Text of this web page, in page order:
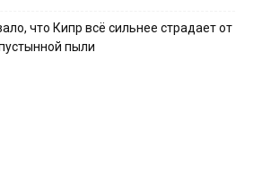
что Кипр всё сильнее страдает от
пыли